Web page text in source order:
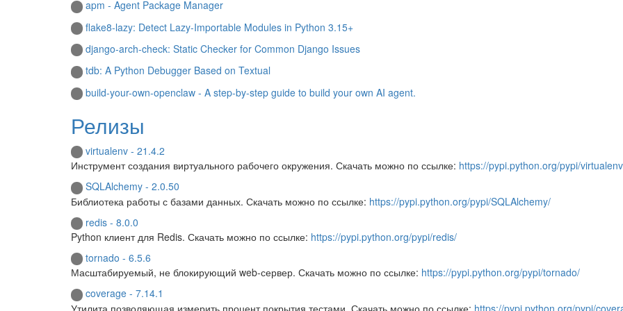
apm - Agent Package Manager
flake8-lazy: Detect Lazy-Importable Modules in Python 3.15+
django-arch-check: Static Checker for Common Django Issues
tdb: A Python Debugger Based on Textual
build-your-own-openclaw - A step-by-step guide to build your own AI agent.
Релизы
virtualenv - 21.4.2
Инструмент создания виртуального рабочего окружения. Скачать можно по ссылке: https://pypi.python.org/pypi/virtualenv
SQLAlchemy - 2.0.50
Библиотека работы с базами данных. Скачать можно по ссылке: https://pypi.python.org/pypi/SQLAlchemy/
redis - 8.0.0
Python клиент для Redis. Скачать можно по ссылке: https://pypi.python.org/pypi/redis/
tornado - 6.5.6
Масштабируемый, не блокирующий web-сервер. Скачать можно по ссылке: https://pypi.python.org/pypi/tornado/
coverage - 7.14.1
Утилита позволяющая измерить процент покрытия тестами. Скачать можно по ссылке: https://pypi.python.org/pypi/